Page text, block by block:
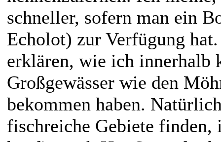
schneller, sofern man ein
Echolot) zur Verfügung
erklären, wie ich innerhalb
Großgewässer wie den
bekommen haben.
fischreiche Gebiete finden,